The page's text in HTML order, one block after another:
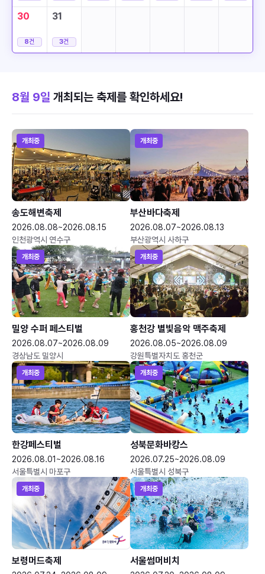
30
8건
31
3건
8월 9일 개최되는 축제를 확인하세요!
개최중
송도해변축제
2026.08.08~2026.08.15
인천광역시 연수구
개최중
부산바다축제
2026.08.07~2026.08.13
부산광역시 사하구
개최중
밀양 수퍼 페스티벌
2026.08.07~2026.08.09
경상남도 밀양시
개최중
홍천강 별빛음악 맥주축제
2026.08.05~2026.08.09
강원특별자치도 홍천군
개최중
한강페스티벌
2026.08.01~2026.08.16
서울특별시 마포구
개최중
성북문화바캉스
2026.07.25~2026.08.09
서울특별시 성북구
개최중
보령머드축제
개최중
서울썸머비치